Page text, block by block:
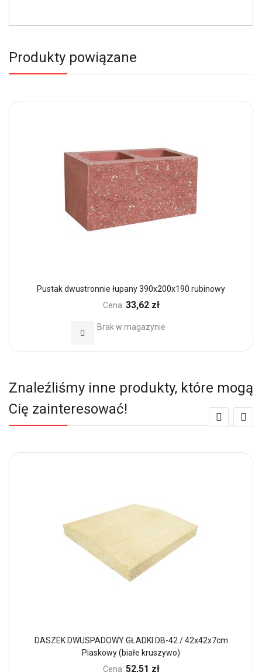
Produkty powiązane
Pustak dwustronnie łupany 390x200x190 rubinowy
Cena: 33,62 zł
Brak w magazynie
Dodaj do Ulubionych
Znaleźliśmy inne produkty, które mogą
Cię zainteresować!
DASZEK DWUSPADOWY GŁADKI DB-42 / 42x42x7cm
Piaskowy (białe kruszywo)
Cena: 52,51 zł